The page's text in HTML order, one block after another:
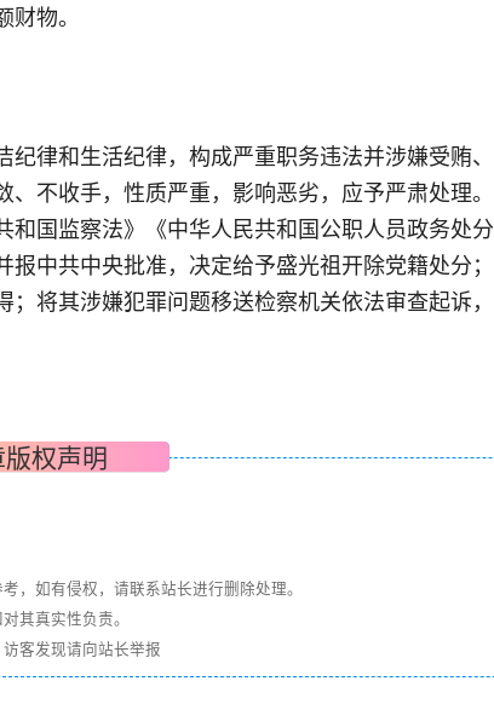
物。
律和生活纪律，构成严重职务违法并涉嫌受贿、
不收手，性质严重，影响恶劣，应予严肃处理。
国监察法》《中华人民共和国公职人员政务处分
中共中央批准，决定给予盛光祖开除党籍处分；
将其涉嫌犯罪问题移送检察机关依法审查起诉，
权声明
，如有侵权，请联系站长进行删除处理。
其真实性负责。
客发现请向站长举报